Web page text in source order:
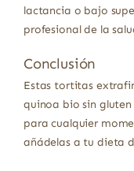
lactancia o bajo
profesional de la
Conclusión
Estas tortitas
quinoa bio sin
para cualquier
añádelas a tu dieta